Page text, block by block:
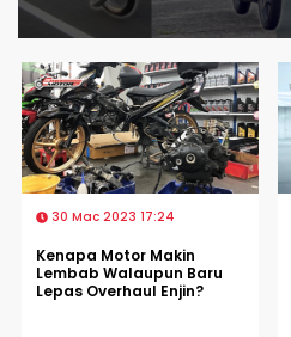
30 Mac 2023 17:24
Kenapa Motor Makin
Lembab Walaupun Baru
Lepas Overhaul Enjin?